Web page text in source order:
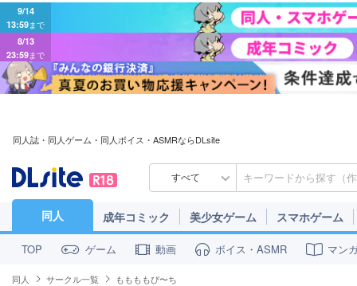
9/14
13:59まで
8/13
23:59まで
同人誌・同人ゲーム・同人ボイス・ASMRならDLsite
すべて
同人 成年コミック 美少女ゲーム スマホゲーム
TOP ゲーム 動画 ボイス・ASMR マン
同人 サークル一覧 ももももぴ〜ち